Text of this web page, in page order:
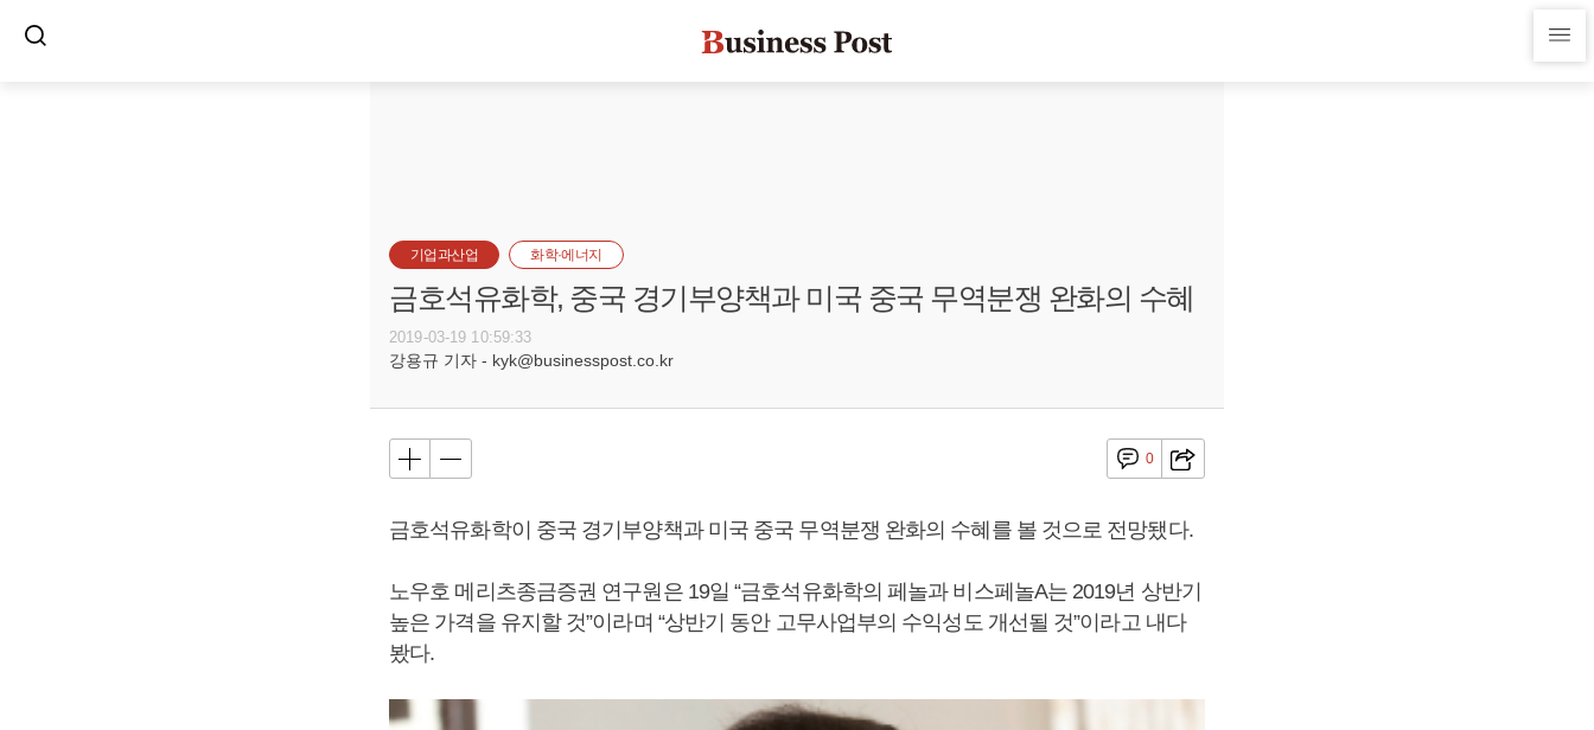
기업과산업 화학·에너지
금호석유화학, 중국 경기부양책과 미국 중국 무역분쟁 완화의 수혜
2019-03-19 10:59:33
강용규 기자 - kyk@businesspost.co.kr
0
금호석유화학이 중국 경기부양책과 미국 중국 무역분쟁 완화의 수혜를 볼 것으로 전망됐다.
노우호 메리츠종금증권 연구원은 19일 “금호석유화학의 페놀과 비스페놀A는 2019년 상반기
높은 가격을 유지할 것”이라며 “상반기 동안 고무사업부의 수익성도 개선될 것”이라고 내다
봤다.